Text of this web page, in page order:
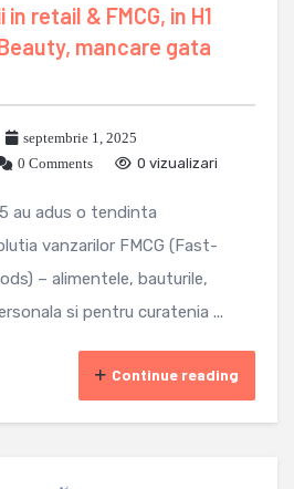
retail & FMCG, in H1
mancare gata
septembrie 1, 2025
0 Comments 0 vizualizari
au adus o tendinta
vanzarilor FMCG (Fast-
– alimentele, bauturile,
si pentru curatenia ...
Continue reading